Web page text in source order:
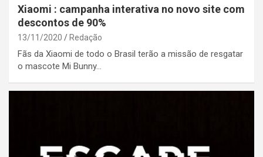
Xiaomi : campanha interativa no novo site com
descontos de 90%
13/11/2020 Redação
Fãs da Xiaomi de todo o Brasil terão a missão de resgatar
o mascote Mi Bunny…